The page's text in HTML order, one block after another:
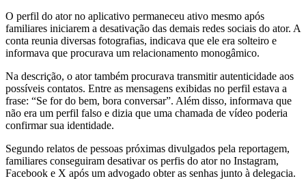
O perfil do ator no aplicativo permaneceu ativo mesmo após
familiares iniciarem a desativação das demais redes sociais do ator. A
conta reunia diversas fotografias, indicava que ele era solteiro e
informava que procurava um relacionamento monogâmico.
Na descrição, o ator também procurava transmitir autenticidade aos
possíveis contatos. Entre as mensagens exibidas no perfil estava a
frase: “Se for do bem, bora conversar”. Além disso, informava que
não era um perfil falso e dizia que uma chamada de vídeo poderia
confirmar sua identidade.
Segundo relatos de pessoas próximas divulgados pela reportagem,
familiares conseguiram desativar os perfis do ator no Instagram,
Facebook e X após um advogado obter as senhas junto à delegacia.